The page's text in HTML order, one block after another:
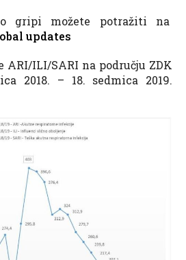
gripi možete potražiti na
updates
ARI/ILI/SARI na području ZDK
2018. – 18. sedmica 2019.